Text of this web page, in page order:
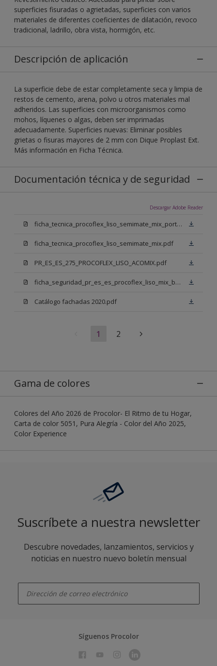
superficies fisuradas o agrietadas, superficies con varios
materiales de diferentes coeficientes de dilatación, revoco
tradicional, ladrillo, obra vista, hormigón, etc.
Descripción de aplicación
La superficie debe de estar completamente seca y limpia de
restos de cemento, arena, polvo u otros materiales mal
adheridos. Las superficies con microorganismos como
mohos, líquenes o algas, deben ser imprimadas
adecuadamente. Superficies nuevas: Eliminar posibles
grietas o fisuras mayores de 2 mm con Dique Proplast Ext.
Más información en Ficha Técnica.
Documentación técnica y de seguridad
Descargar Adobe Reader
ficha_tecnica_procoflex_liso_semimate_mix_portugues.pdf
ficha_tecnica_procoflex_liso_semimate_mix.pdf
PR_ES_ES_275_PROCOFLEX_LISO_ACOMIX.pdf
ficha_seguridad_pr_es_es_procoflex_liso_mix_bb.pdf
Catálogo fachadas 2020.pdf
1 2
Gama de colores
Colores del Año 2026 de Procolor- El Ritmo de tu Hogar,
Carta de color 5051, Pura Alegría - Color del Año 2025,
Color Experience
Suscríbete a nuestra newsletter
Descubre novedades, lanzamientos, servicios y
noticias en nuestro nuevo boletín mensual
Síguenos Procolor